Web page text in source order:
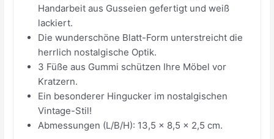
Handarbeit aus Gusseien gefertigt und weiß
lackiert.
Die wunderschöne Blatt-Form unterstreicht die
herrlich nostalgische Optik.
3 Füße aus Gummi schützen Ihre Möbel vor
Kratzern.
Ein besonderer Hingucker im nostalgischen
Vintage-Stil!
Abmessungen (L/B/H): 13,5 x 8,5 x 2,5 cm.